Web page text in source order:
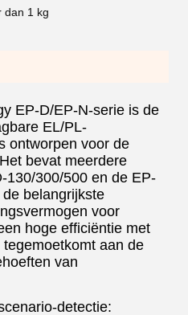
dan 1 kg
EP-D/EP-N-serie is de
EL/PL-
ontworpen voor de
bevat meerdere
130/300/500 en de EP-
belangrijkste
voor
hoge efficiëntie met
aan de
van
detectie: